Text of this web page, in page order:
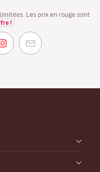
Les prix en rouge sont
!